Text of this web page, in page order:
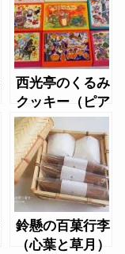
西光亭のくるみ
クッキー（ピア
ノ）
鈴懸の百菓行李
（心葉と草月）